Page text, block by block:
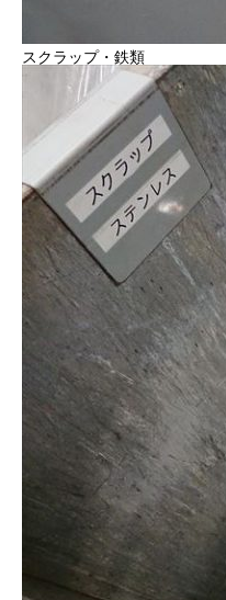
2024年度
2025年度
官公庁
CONTACT
COMPANY BLOG
スクラップ・鉄類